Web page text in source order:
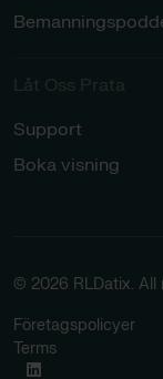
Låt Oss Prata​
Support
Boka visning
© 2026 RLDatix. All
Företagspolicyer
Terms